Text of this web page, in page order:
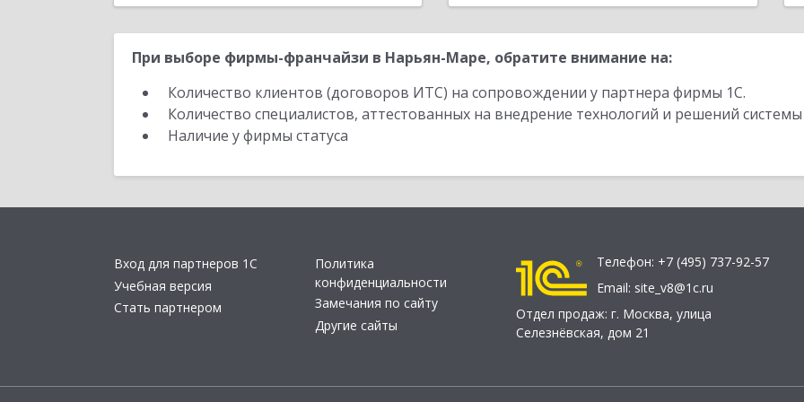
При выборе фирмы-франчайзи в Нарьян-Маре, обратите внимание на:
Количество клиентов (договоров ИТС) на сопровождении у партнера фирмы 1С.
Количество специалистов, аттестованных на внедрение технологий и решений
Наличие у фирмы статуса
Вход для партнеров 1С
Учебная версия
Стать партнером
Политика
конфиденциальности
Замечания по сайту
Другие сайты
Телефон: +7 (495) 737-92-57
Email: site_v8@1c.ru
Отдел продаж: г. Москва, улица
Селезнёвская, дом 21